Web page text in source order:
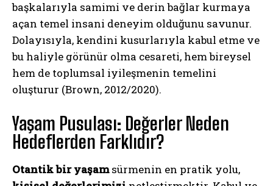
başkalarıyla samimi ve derin bağlar kurmaya
açan temel insani deneyim olduğunu savunur.
Dolayısıyla, kendini kusurlarıyla kabul etme ve
bu haliyle görünür olma cesareti, hem bireysel
hem de toplumsal iyileşmenin temelini
oluşturur (Brown, 2012/2020).
Yaşam Pusulası: Değerler Neden
Hedeflerden Farklıdır?
Otantik bir yaşamsürmenin en pratik yolu,